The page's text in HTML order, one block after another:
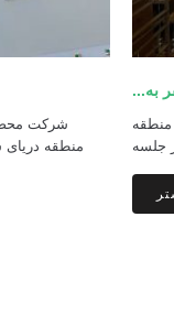
شرکت
منطقه